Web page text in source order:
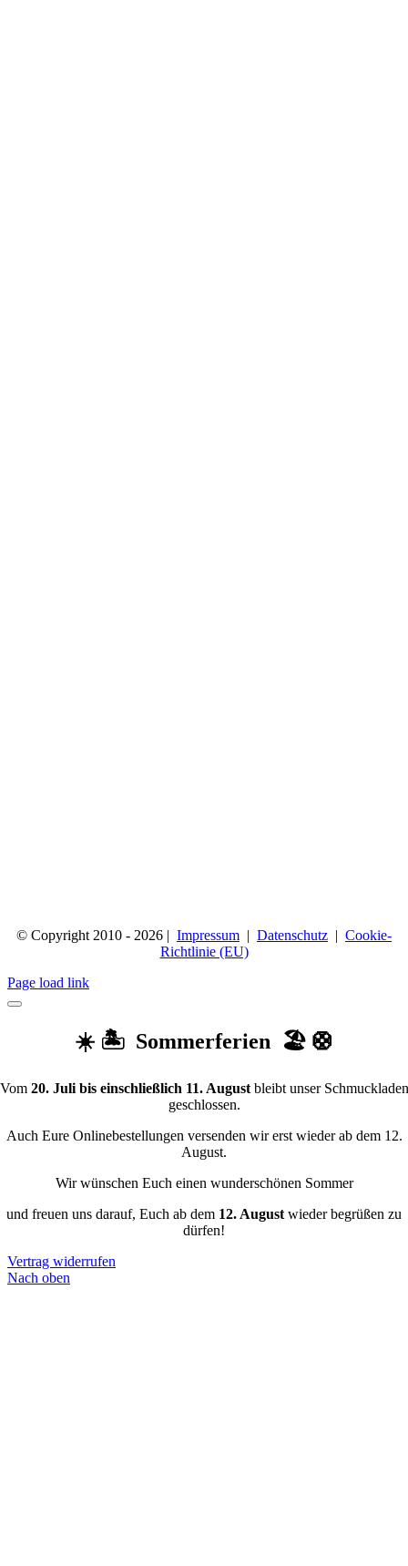
© Copyright 2010 - 2026 | Impressum | Datenschutz | Cookie-
Richtlinie (EU)
Page load link
☀️ 🏝️ Sommerferien 🏖️ 🛟
Vom 20. Juli bis einschließlich 11. Augustbleibt unser Schmuckladen
geschlossen.
Auch Eure Onlinebestellungen versenden wir erst wieder ab dem 12.
August.
Wir wünschen Euch einen wunderschönen Sommer
und freuen uns darauf, Euch ab dem 12. August wieder begrüßen zu
dürfen!
Vertrag widerrufen
Nach oben